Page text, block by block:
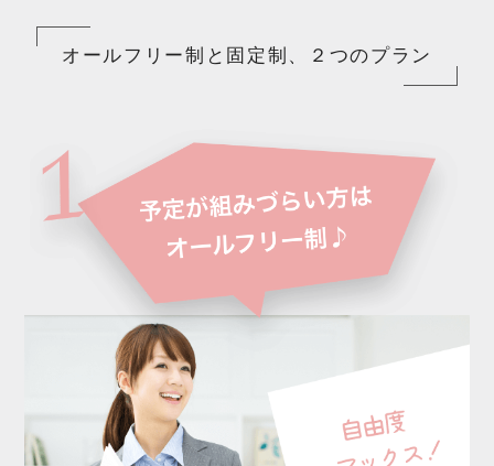
オールフリー制と固定制、２つのプラン